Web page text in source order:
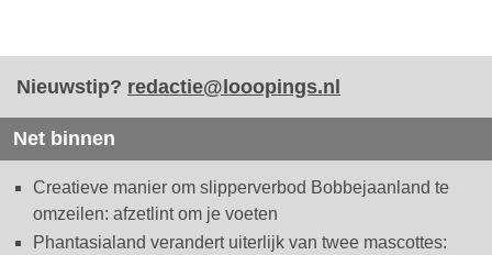
Nieuwstip? redactie@looopings.nl
Net binnen
Creatieve manier om slipperverbod Bobbejaanland te
omzeilen: afzetlint om je voeten
Phantasialand verandert uiterlijk van twee mascottes: